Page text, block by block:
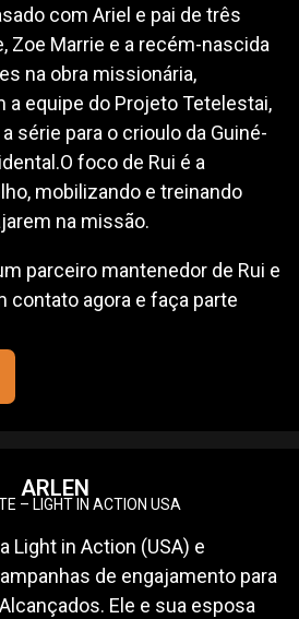
com Ariel e pai de três
Zoe Marrie e a recém-nascida
na obra missionária,
a equipe do Projeto Tetelestai,
série para o crioulo da Guiné-
foco de Rui é a
mobilizando e treinando
na missão.
parceiro mantenedor de Rui e
contato agora e faça parte
ARLEN
– LIGHT IN ACTION USA
Light in Action (USA) e
de engajamento para
Ele e sua esposa